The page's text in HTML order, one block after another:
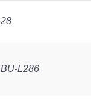
28
BU-L286